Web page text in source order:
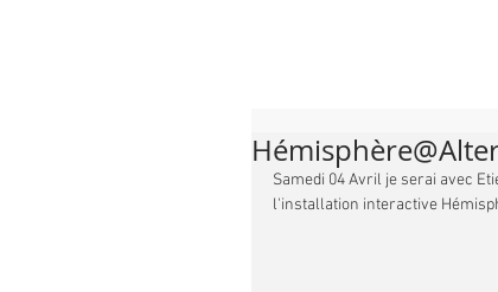
Samedi 04 Avril je serai avec
l'installation interactive